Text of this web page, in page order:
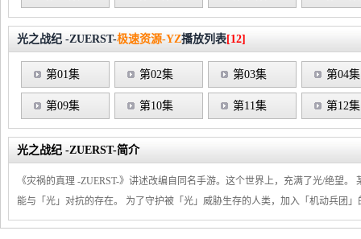
光之战纪 -ZUERST-极速资源-YZ播放列表[12]
第01集 第02集 第03集 第04集
第09集 第10集 第11集 第12集
光之战纪 -ZUERST-简介
《灾祸的真理 -ZUERST-》讲述改编自同名手游。这个世界上，充满了光/绝望
能与「光」对抗的存在。 为了守护被「光」威胁生存的人类，加入「机动兵团